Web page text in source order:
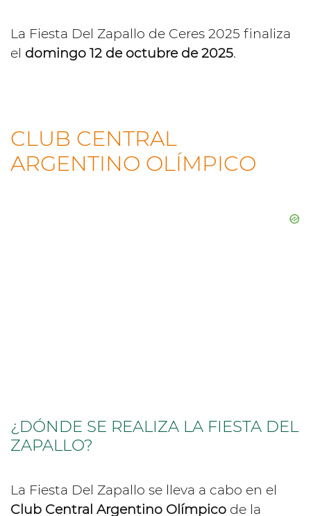
La Fiesta Del Zapallo de Ceres 2025 finaliza
el domingo 12 de octubre de 2025.
CLUB CENTRAL
ARGENTINO OLÍMPICO
¿DÓNDE SE REALIZA LA FIESTA DEL
ZAPALLO?
La Fiesta Del Zapallo se lleva a cabo en el
Club Central Argentino Olímpico de la